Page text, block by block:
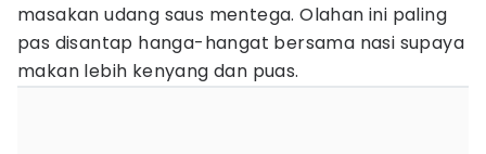
masakan udang saus mentega. Olahan ini paling
pas disantap hanga-hangat bersama nasi supaya
makan lebih kenyang dan puas.